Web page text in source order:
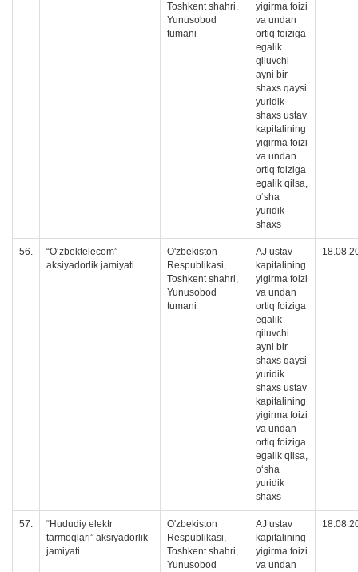
Toshkent shahri,
Yunusobod
tumani
yigirma foizi
va undan
ortiq foiziga
egalik
qiluvchi
ayni bir
shaxs qaysi
yuridik
shaxs ustav
kapitalining
yigirma foizi
va undan
ortiq foiziga
egalik qilsa,
oʻsha
yuridik
shaxs
56.
“O‘zbektelecom”
aksiyadorlik jamiyati
O'zbekiston
Respublikasi,
Toshkent shahri,
Yunusobod
tumani
AJ ustav
kapitalining
yigirma foizi
va undan
ortiq foiziga
egalik
qiluvchi
ayni bir
shaxs qaysi
yuridik
shaxs ustav
kapitalining
yigirma foizi
va undan
ortiq foiziga
egalik qilsa,
oʻsha
yuridik
shaxs
57.
“Hududiy elektr
tarmoqlari” aksiyadorlik
jamiyati
O'zbekiston
Respublikasi,
Toshkent shahri,
Yunusobod
AJ ustav
kapitalining
yigirma foizi
va undan